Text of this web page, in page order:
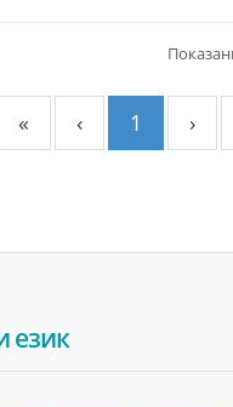
« ‹ 1 ›
език